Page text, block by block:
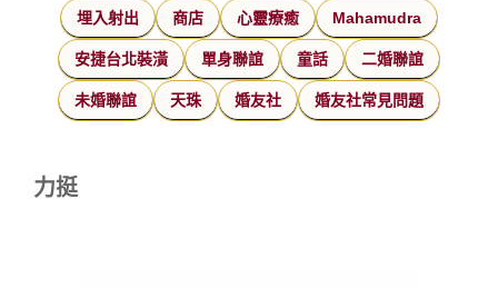
埋入射出 商店 心靈療癒 Mahamudra
安捷台北裝潢 單身聯誼 童話 二婚聯誼
未婚聯誼 天珠 婚友社 婚友社常見問題
力挺